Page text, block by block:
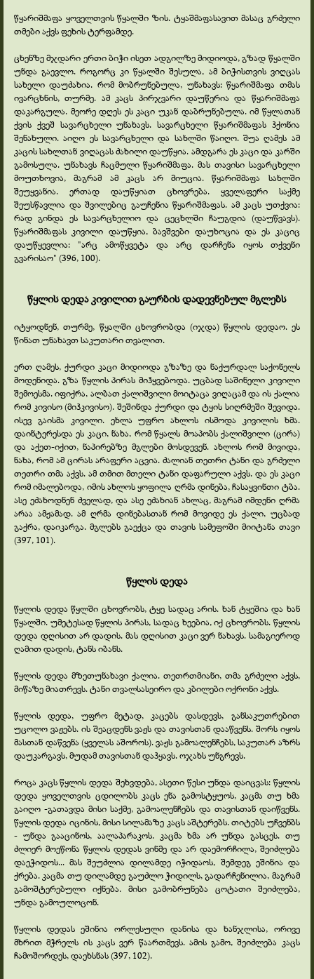
წყარიშმაფა ყოველთვის წყალში ზის. ტყაშმაფასავით მასაც გრძელი
თმები აქვს ფეხის ტერფამდე.
ცხენზე მჯდარი ერთი ბიჭი ისეთ ადგილზე მიდიოდა, გზად წყალში
უნდა გაევლო. როგორც კი წყალში შესულა, ამ ბიჭისთვის ვიღცას
სახელი დაუძახია. რომ მობრუნებულა, უნახავს: წყარიშმაფა თმას
ივარცხნის, თურმე. ამ კაცს პირჯვარი დაუწერია და წყარიშმაფა
დაკარგულა. მეორე დღეს ეს კაცი უკან დაბრუნებულა. იმ წყლათან
ქვის ქვეშ სავარცხელი უნახავს. სავარცხელი წყარიშმაფას ჰქონია
შენახული. აიღო ეს სავარცხელი და სახლში წაიღო. შუა ღამეს ამ
კაცის სახლთან ვიღაცას ძახილი დაუწყია. ამდგარა ეს კაცი და კარში
გამოსულა. უნახავს ჩაცმული წყარიშმაფა. მას თავისი სავარცხელი
მოუთხოვია, მაგრამ ამ კაცს არ მიუცია. წყარიშმაფა სახლში
შეუყვანია. ერთად დაუწყიათ ცხოვრება. ყველაფერი საქმე
შეუსწავლია და შვილებიც გაუჩენია წყარიშმაფას. ამ კაცს უთქვია:
რად გინდა ეს სავარცხელიო და ცეცხლში ჩაუგდია (დაუწვავს).
წყარიშმაფას კივილი დაუწყია, ბავშვები დაუხოცია და ეს კაციც
დაუწყევლია: "არც ამოწყვეტა და არც დარჩენა იყოს თქვენი
გვარისაო" (396, 100).
წყლის დედა კივილით გაურბის დადევნებულ მგლებს
იტყოდნენ, თურმე, წყალში ცხოვრობდა (იჯდა) წყლის დედაო. ეს
წინათ უნახავთ საკუთარი თვალით.
ერთ ღამეს, ქურდი კაცი მიდიოდა გზაზე და ნაქურდალ საქონელს
მოდენიდა. გზა წყლის პირას მიჰყვებოდა. უცბად საშინელი კივილი
შემოესმა. იფიქრა, ალბათ ქალიშვილი მოიტაცა ვიღაცამ და ის ქალია
რომ კივისო (მიჰკივისო). შეშინდა ქურდი და ტყის სიღრმეში შევიდა.
ისევ გაისმა კივილი. ეხლა უფრო ახლოს ისმოდა კივილის ხმა.
დაინტერესდა ეს კაცი, ნახა, რომ წყალს მოაპობს ქალიშვილი (ცირა)
და აქეთ-იქით, ნაპირებზე მგლები მოსდევენ. ახლოს რომ მივიდა,
ნახა, რომ ამ ცირას არაფერი აცვია. ძალიან თეთრი ტანი და გრძელი
თეთრი თმა აქვს. ამ თმით მთელი ტანი დაფარული აქვს. და ეს კაცი
რომ იმალებოდა, იმის ახლოს ყოფილა ღრმა დინება, ჩასაყვინთი ტბა.
ასე ეძახოდნენ ძველად, და ასე ეძახიან ახლაც, მაგრამ იმდენი ღრმა
არაა ამჟამად. ამ ღრმა დინებასთან რომ მოვიდე ეს ქალი, უცბად
გაქრა, დაიკარგა. მგლებს გაექცა და თავის სამეფოში მიიტანა თავი
(397, 101).
წყლის დედა
წყლის დედა წყლში ცხოვრობს, ტყე სადაც არის. ხან ტყეშია და ხან
წყალში. უმეტესად წყლის პირას, სადაც ხეებია, იქ ცხოვრობს. წყლის
დედა დღისით არ დადის. მას დღისით კაცი ვერ ნახავს. სამაგიეროდ
ღამით დადის, ტანს იბანს.
წყლის დედა მზეთუნახავი ქალია. თეთრთმიანი, თმა გრძელი აქვს,
მიწაზე მიათრევს. ტანი თვალსასეირო და კბილები ოქრონი აქვს.
წყლის დედა, უფრო მეტად, კაცებს დასდევს, განსაკუთრებით
უცოლო ვაჟებს. ის შეაცდენს ვაჟს და თავისთან დააწვენს. შორს იყოს
მასთან დაწვენა (ყველას აშოროს). ვაჟს გამოალენჩებს, საკუთარ აზრს
დაუკარგავს, მუდამ თავისთან დაჰყავს. ოჯახს უნგრევს.
როცა კაცს წყლის დედა შეხვდება, ასეთი წესი უნდა დაიცვას: წყლის
დედა ყოველთვის ცდილობს კაცს ენა გამოსტყუოს, კაცმა თუ ხმა
გაიღო -გათავდა მისი საქმე, გამოალენჩებს და თავისთან დაიწვენს.
წყლის დედა იცინის, მისი სილამაზე კაცს აშტერებს. თიტებს უჩვენბს
- უნდა გააცინოს, აალაპარაკოს. კაცმა ხმა არ უნდა გასცეს. თუ
ძლიერ მოეწონა წყლის დედას ვინმე და არ დაემორჩილა, შეიძლება
დაეჭიდოს... მას შეუძლია დილამდე იჭიდაოს, შემდეგ ეშინია და
ქრება. კაცმა თუ დილამდე გაუძლო ჭიდილს, გადარჩენილია, მაგრამ
გამოშტერებული იქნება. მისი გამობრუნება ცოტათი შეიძლება,
უნდა გამოულოცონ.
წყლის დედას ეშინია ორლესული დანისა და ხანჯლისა, ორივე
მხრით მჭრელს ის კაცს ვერ წაართმევს. ამის გამო, შეიძლება კაცს
ჩამოშორდეს, დაეხსნას (397, 102).